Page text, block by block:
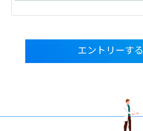
エントリーする